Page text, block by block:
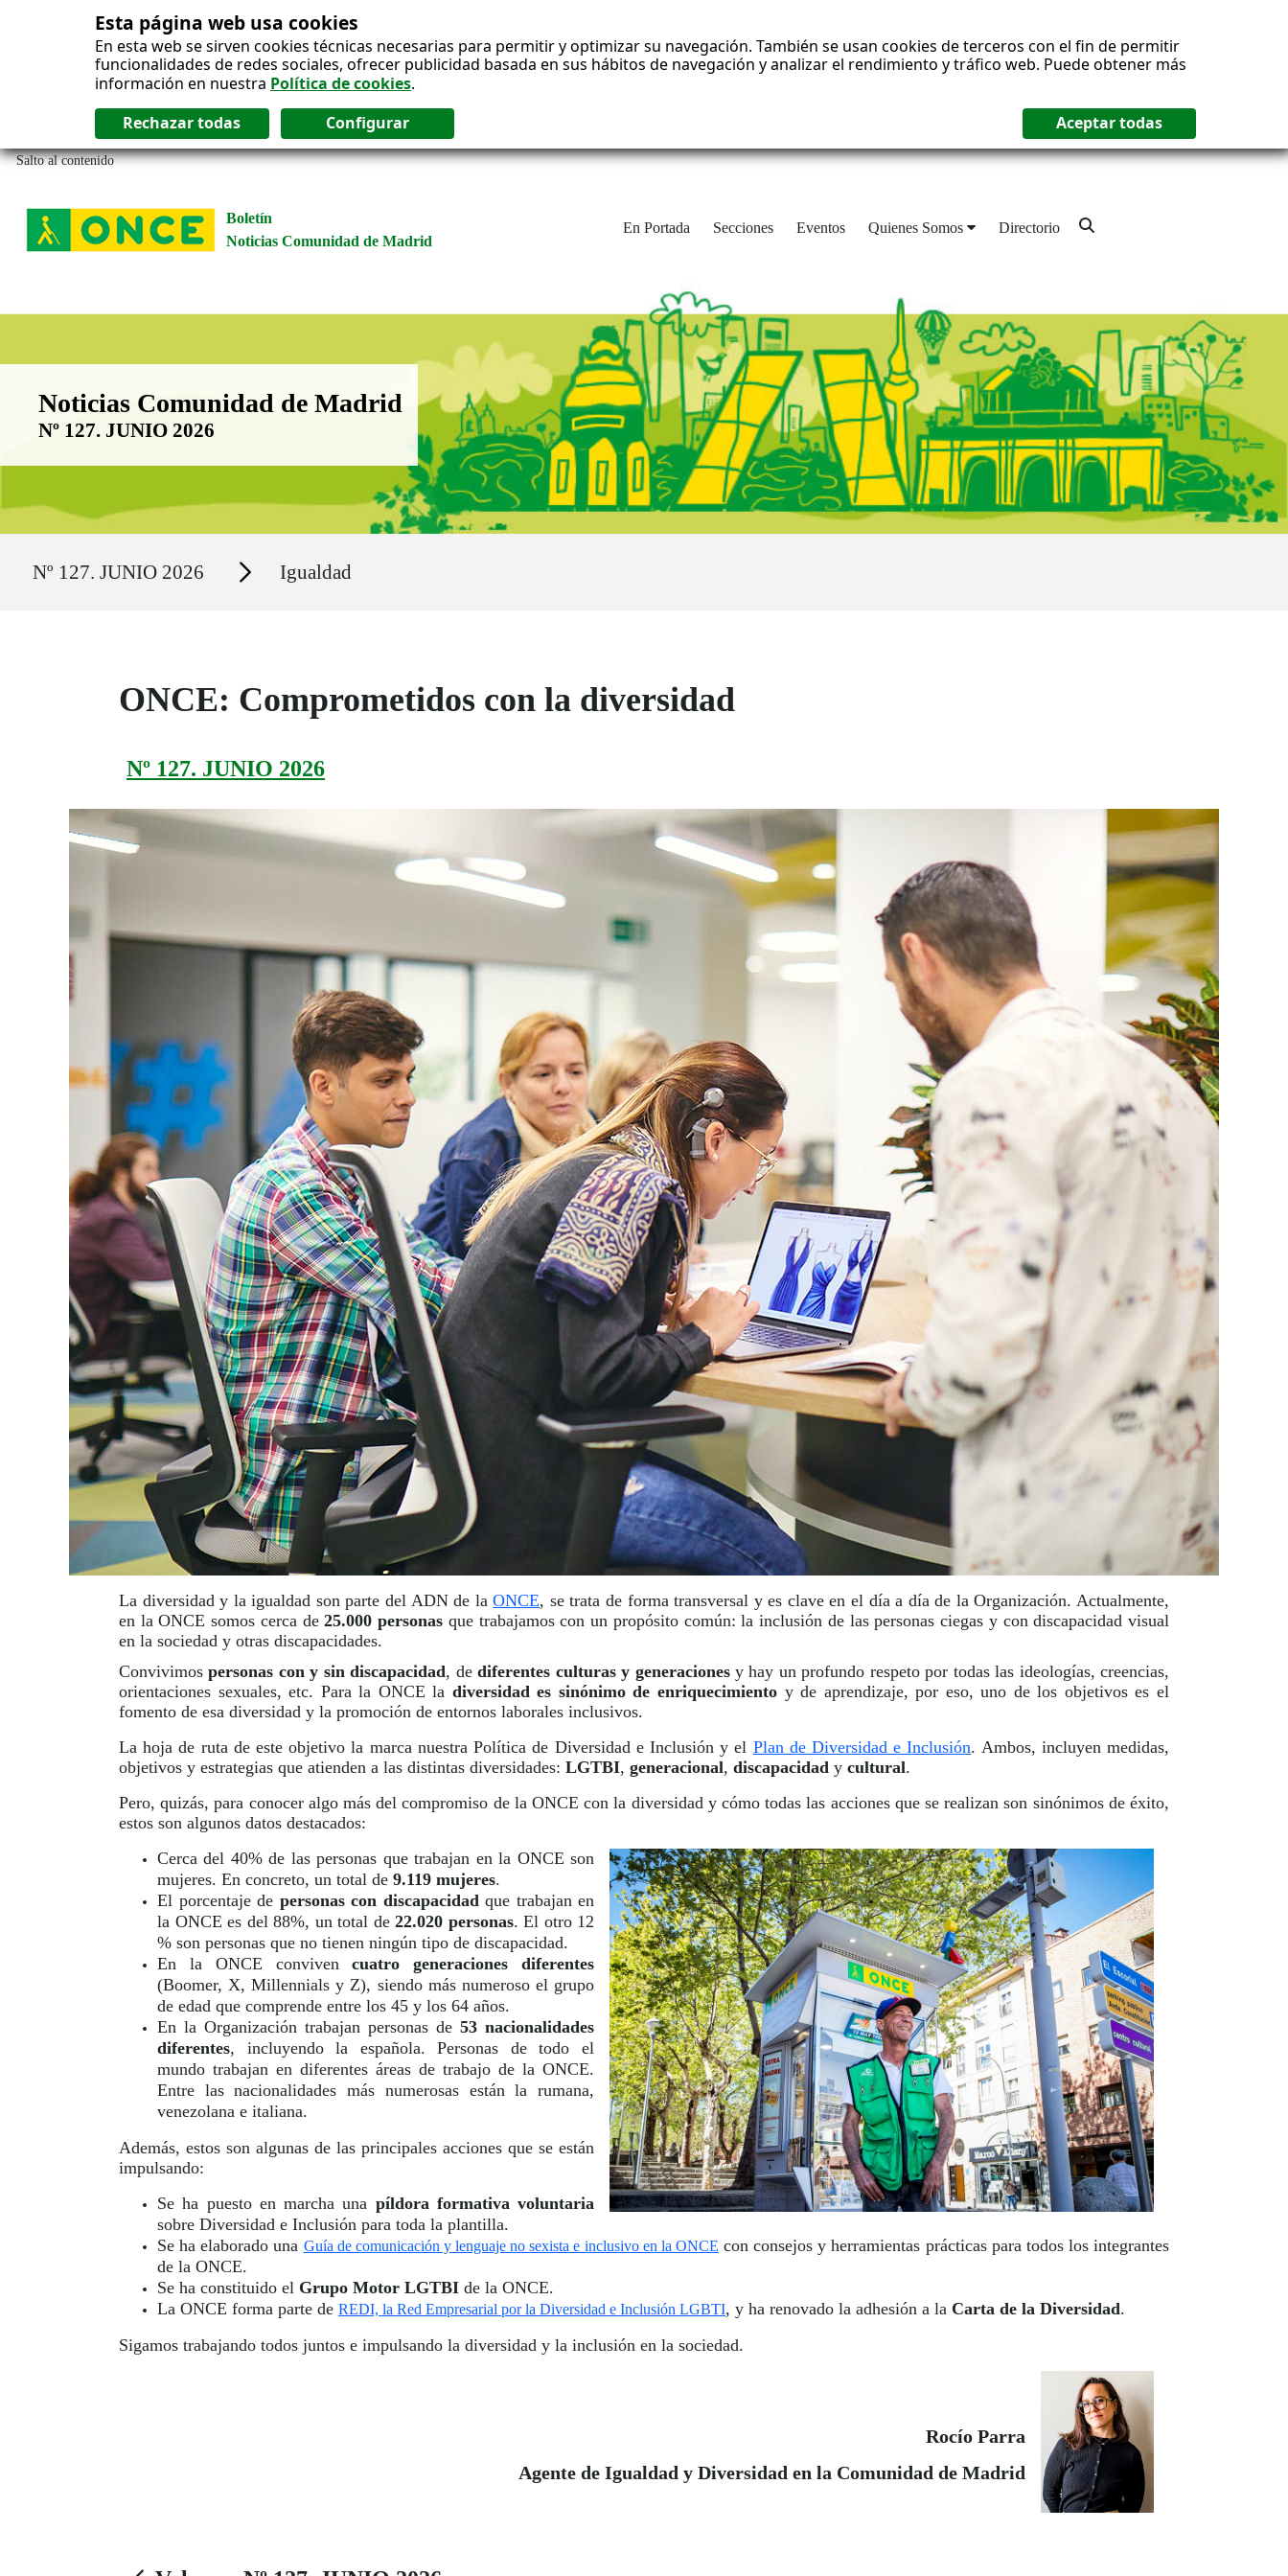
Esta página web usa cookies
En esta web se sirven cookies técnicas necesarias para permitir y optimizar su navegación. También se usan cookies de terceros con el fin de permitir
funcionalidades de redes sociales, ofrecer publicidad basada en sus hábitos de navegación y analizar el rendimiento y tráfico web. Puede obtener más
información en nuestra Política de cookies.
Salto al contenido
Boletín
Noticias Comunidad de Madrid
En Portada Secciones Eventos Quienes Somos Directorio
Boletín Noticias Comunidad de Madrid
Noticias Comunidad de Madrid
Nº 127. JUNIO 2026
Nº 127. JUNIO 2026 Secciones Igualdad
ONCE: Comprometidos con la diversidad
Nº 127. JUNIO 2026
La diversidad y la igualdad son parte del ADN de laONCE, se trata de forma transversal y es clave en el día a día de la Organización. Actualmente,
en la ONCE somos cerca de25.000 personas que trabajamos con un propósito común: la inclusión de las personas ciegas y con discapacidad visual
en la sociedad y otras discapacidades.
Convivimospersonas con y sin discapacidad, dediferentes culturas y generacionesy hay un profundo respeto por todas las ideologías, creencias,
orientaciones sexuales, etc. Para la ONCE la diversidad es sinónimo de enriquecimiento y de aprendizaje, por eso, uno de los objetivos es el
fomento de esa diversidad y la promoción de entornos laborales inclusivos.
La hoja de ruta de este objetivo la marca nuestra Política de Diversidad e Inclusión y el Plan de Diversidad e Inclusión. Ambos, incluyen medidas,
objetivos y estrategias que atienden a las distintas diversidades: LGTBI, generacional, discapacidad y cultural.
Pero, quizás, para conocer algo más del compromiso de la ONCE con la diversidad y cómo todas las acciones que se realizan son sinónimos de éxito,
estos son algunos datos destacados:
Cerca del 40% de las personas que trabajan en la ONCE son
mujeres. En concreto, un total de 9.119 mujeres.
El porcentaje de personas con discapacidadque trabajan en
la ONCE es del 88%, un total de 22.020 personas. El otro 12
% son personas que no tienen ningún tipo de discapacidad.
En la ONCE convivencuatro generaciones diferentes
(Boomer, X, Millennials y Z), siendo más numeroso el grupo
de edad que comprende entre los 45 y los 64 años.
En la Organización trabajan personas de 53 nacionalidades
diferentes, incluyendo la española. Personas de todo el
mundo trabajan en diferentes áreas de trabajo de la ONCE.
Entre las nacionalidades más numerosas están la rumana,
venezolana e italiana.
Además, estos son algunas de las principales acciones que se están
impulsando:
Se ha puesto en marcha una píldora formativa voluntaria
sobre Diversidad e Inclusión para toda la plantilla.
Se ha elaborado una Guía de comunicación y lenguaje no sexista e inclusivo en la ONCE con consejos y herramientas prácticas para todos los integrantes
de la ONCE.
Se ha constituido el Grupo Motor LGTBI de la ONCE.
La ONCE forma parte de REDI, la Red Empresarial por la Diversidad e Inclusión LGBTI, y ha renovado la adhesión a la Carta de la Diversidad.
Sigamos trabajando todos juntos e impulsando la diversidad y la inclusión en la sociedad.
Rocío Parra
Agente de Igualdad y Diversidad en la Comunidad de Madrid